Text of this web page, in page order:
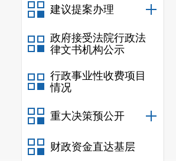
建议提案办理
政府接受法院行政法
律文书机构公示
行政事业性收费项目
情况
重大决策预公开
财政资金直达基层